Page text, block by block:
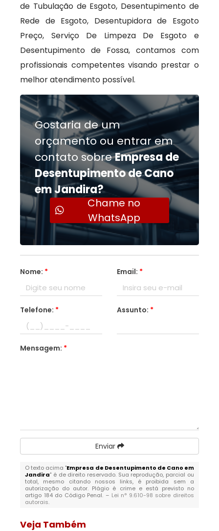
de Tubulação de Esgoto, Desentupimento de
Rede de Esgoto, Desentupidora de Esgoto
Preço, Serviço De Limpeza De Esgoto e
Desentupimento de Fossa, contamos com
profissionais competentes visando prestar o
melhor atendimento possível.
Gostaria de um
orçamento ou entrar em
contato sobreEmpresa de
Desentupimento de Cano
em Jandira?
Chame no
WhatsApp
Nome: * Email: *
Telefone: * Assunto: *
Mensagem: *
Enviar
O texto acima "Empresa de Desentupimento de Cano em
Jandira" é de direito reservado. Sua reprodução, parcial ou
total, mesmo citando nossos links, é proibida sem a
autorização do autor. Plágio é crime e está previsto no
artigo 184 do Código Penal. – Lei n° 9.610-98 sobre direitos
autorais.
Veja Também